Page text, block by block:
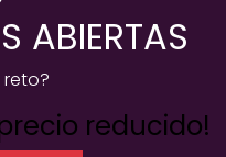
ABIERTAS
reducido!